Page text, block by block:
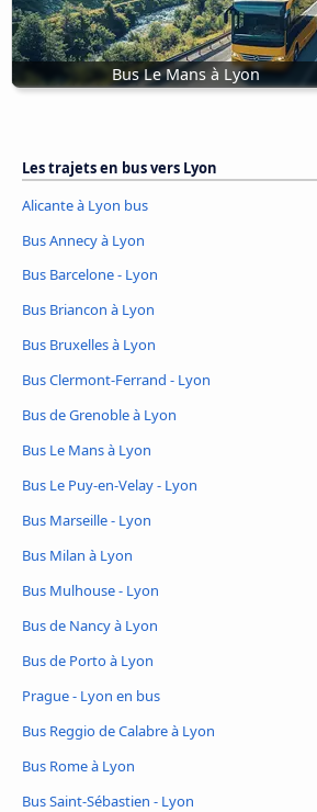
Bus Le Mans à Lyon
Les trajets en bus vers Lyon
Alicante à Lyon bus
Bus Annecy à Lyon
Bus Barcelone - Lyon
Bus Briancon à Lyon
Bus Bruxelles à Lyon
Bus Clermont-Ferrand - Lyon
Bus de Grenoble à Lyon
Bus Le Mans à Lyon
Bus Le Puy-en-Velay - Lyon
Bus Marseille - Lyon
Bus Milan à Lyon
Bus Mulhouse - Lyon
Bus de Nancy à Lyon
Bus de Porto à Lyon
Prague - Lyon en bus
Bus Reggio de Calabre à Lyon
Bus Rome à Lyon
Bus Saint-Sébastien - Lyon